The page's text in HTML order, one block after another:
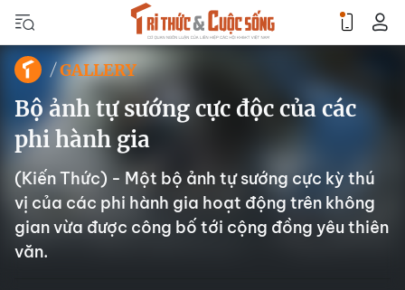
GALLERY
Bộ ảnh tự sướng cực độc của các
phi hành gia
(Kiến Thức) - Một bộ ảnh tự sướng cực kỳ thú
vị của các phi hành gia hoạt động trên không
gian vừa được công bố tới cộng đồng yêu thiên
văn.